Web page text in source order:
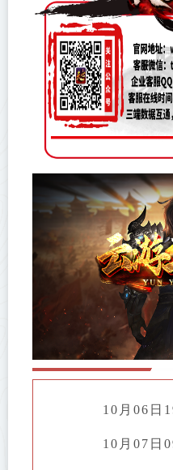
10月06日
10月07日